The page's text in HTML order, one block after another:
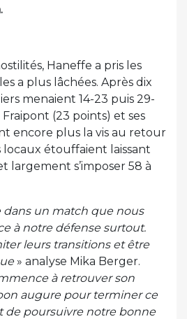
Haneffe a pris les
a plus lâchées. Après dix
menaient 14-23 puis 29-
(23 points) et ses
encore plus la vis au retour
locaux étouffaient laissant
largement s’imposer 58 à
dans un match que nous
à notre défense surtout.
leurs transitions et être
» analyse Mika Berger.
à retrouver son
augure pour terminer ce
de poursuivre notre bonne